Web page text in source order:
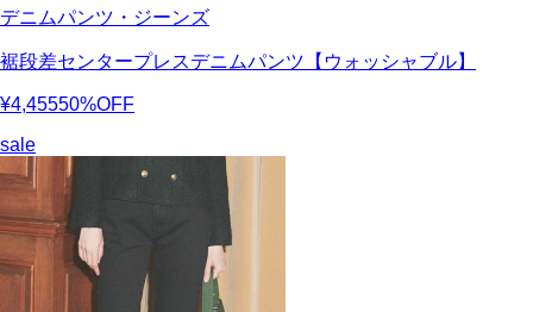
デニムパンツ・ジーンズ
裾段差センタープレスデニムパンツ【ウォッシャブル】
¥4,45550%OFF
sale